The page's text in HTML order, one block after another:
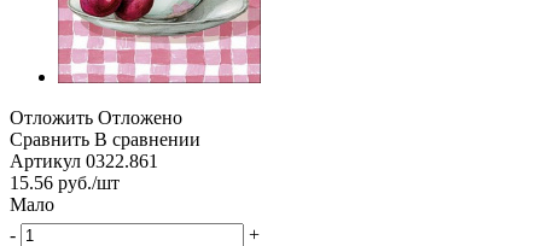
Отложить Отложено
Сравнить В сравнении
Артикул 0322.861
15.56 руб./шт
Мало
-
+